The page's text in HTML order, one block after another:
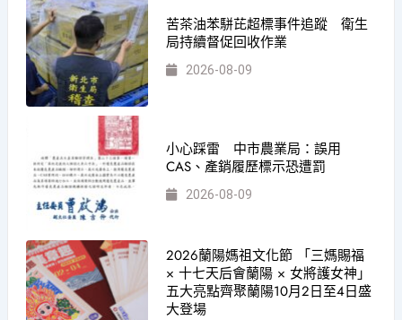
苦茶油苯駢芘超標事件追蹤 衛生
局持續督促回收作業
2026-08-09
小心踩雷 中市農業局：誤用
CAS、產銷履歷標示恐遭罰
2026-08-09
2026蘭陽媽祖文化節 「三媽賜福
× 十七天后會蘭陽 × 女將護女神」
五大亮點齊聚蘭陽10月2日至4日盛
大登場